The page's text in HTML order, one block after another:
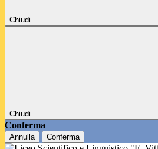
Chiudi
Chiudi
Conferma
Annulla Conferma